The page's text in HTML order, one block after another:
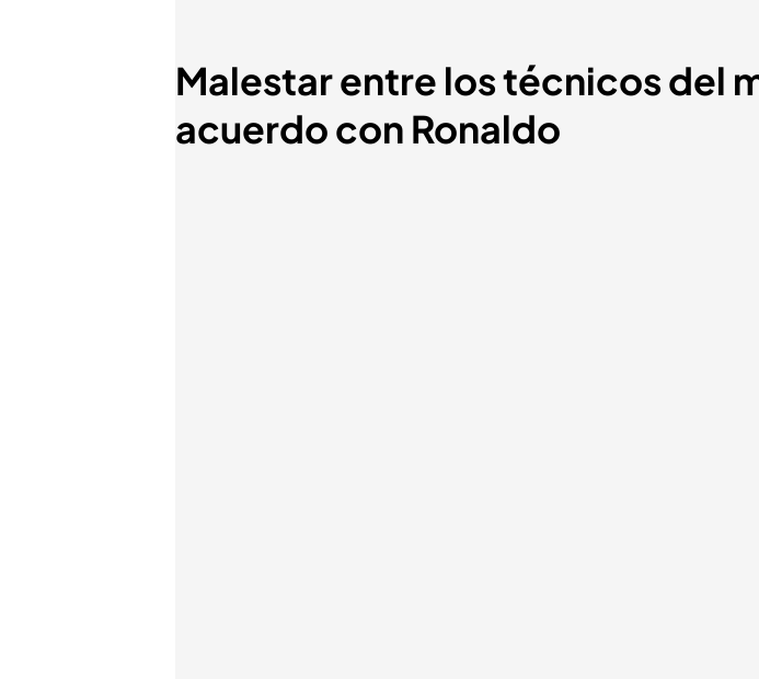
Malestar entre los técnicos del
acuerdo con Ronaldo